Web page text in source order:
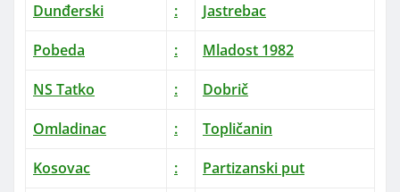
Dunđerski :
Jastrebac
Pobeda
:
Mladost 1982
NS Tatko
:
Dobrič
Omladinac
:
Topličanin
Kosovac
:
Partizanski put